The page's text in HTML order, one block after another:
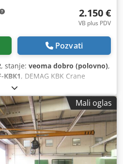
2.150 €
VB plus PDV
Pozvati
, stanje: veoma dobro (polovno),
KBK1, DEMAG KBK Crane
approx. 12m × 3.5m
da se ras ras raspitate! Tovar
- 0,125to Tehnički podaci
od Demag KBK1 šina
Cjdpfjpiarnex Af Deha KBK
End Plates, Cable Trail,
itd. incl. 1 most with 125KG
Kran je demontiran i odmah
Mali oglas